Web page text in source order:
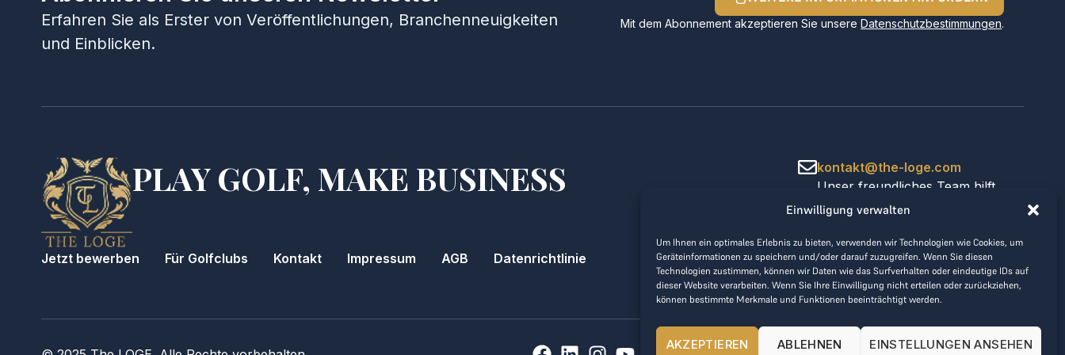
Einwilligung verwalten
Um Ihnen ein optimales Erlebnis zu bieten, verwenden wir Technologien wie Cookies, um
Geräteinformationen zu speichern und/oder darauf zuzugreifen. Wenn Sie diesen
Technologien zustimmen, können wir Daten wie das Surfverhalten oder eindeutige IDs auf
dieser Website verarbeiten. Wenn Sie Ihre Einwilligung nicht erteilen oder zurückziehen,
können bestimmte Merkmale und Funktionen beeinträchtigt werden.
AKZEPTIEREN ABLEHNEN EINSTELLUNGEN ANSEHEN
Erfahren Sie als Erster von Veröffentlichungen, Branchenneuigkeiten
und Einblicken.
Mit dem Abonnement akzeptieren Sie unsereDatenschutzbestimmungen.
PLAY GOLF, MAKE BUSINESS
Jetzt bewerben Für Golfclubs Kontakt Impressum AGB Datenrichtlinie
kontakt@the-loge.com
Unser freundliches Team hilft
Ihnen gerne weiter.
Mo-Fr von 8:00 bis 17:00 Uhr.